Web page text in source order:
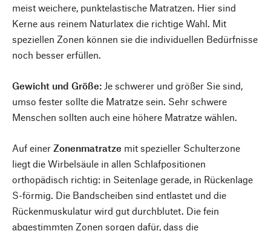
meist weichere, punktelastische Matratzen. Hier sind
Kerne aus reinem Naturlatex die richtige Wahl. Mit
speziellen Zonen können sie die individuellen Bedürfnisse
noch besser erfüllen.
Gewicht und Größe: Je schwerer und größer Sie sind,
umso fester sollte die Matratze sein. Sehr schwere
Menschen sollten auch eine höhere Matratze wählen.
Auf einer Zonenmatratze mit spezieller Schulterzone
liegt die Wirbelsäule in allen Schlafpositionen
orthopädisch richtig: in Seitenlage gerade, in Rückenlage
S-förmig. Die Bandscheiben sind entlastet und die
Rückenmuskulatur wird gut durchblutet. Die fein
abgestimmten Zonen sorgen dafür, dass die